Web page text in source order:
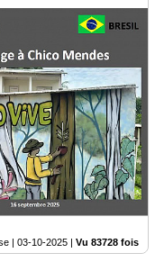
| 03-10-2025 | Vu 83728 fois